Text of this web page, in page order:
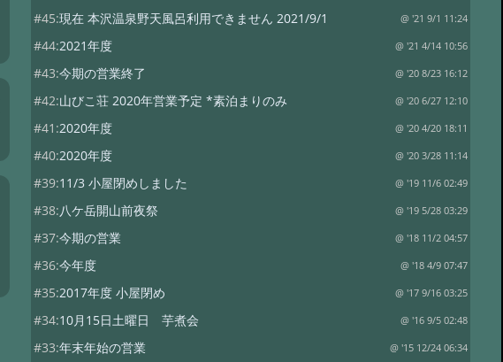
#45:現在 本沢温泉野天風呂利用できません 2021/9/1 @ '21 9/1 11:24
#44:2021年度 @ '21 4/14 10:56
#43:今期の営業終了 @ '20 8/23 16:12
#42:山びこ荘 2020年営業予定 *素泊まりのみ @ '20 6/27 12:10
#41:2020年度 @ '20 4/20 18:11
#40:2020年度 @ '20 3/28 11:14
#39:11/3 小屋閉めしました @ '19 11/6 02:49
#38:八ケ岳開山前夜祭 @ '19 5/28 03:29
#37:今期の営業 @ '18 11/2 04:57
#36:今年度 @ '18 4/9 07:47
#35:2017年度 小屋閉め @ '17 9/16 03:25
#34:10月15日土曜日 芋煮会 @ '16 9/5 02:48
#33:年末年始の営業 @ '15 12/24 06:34